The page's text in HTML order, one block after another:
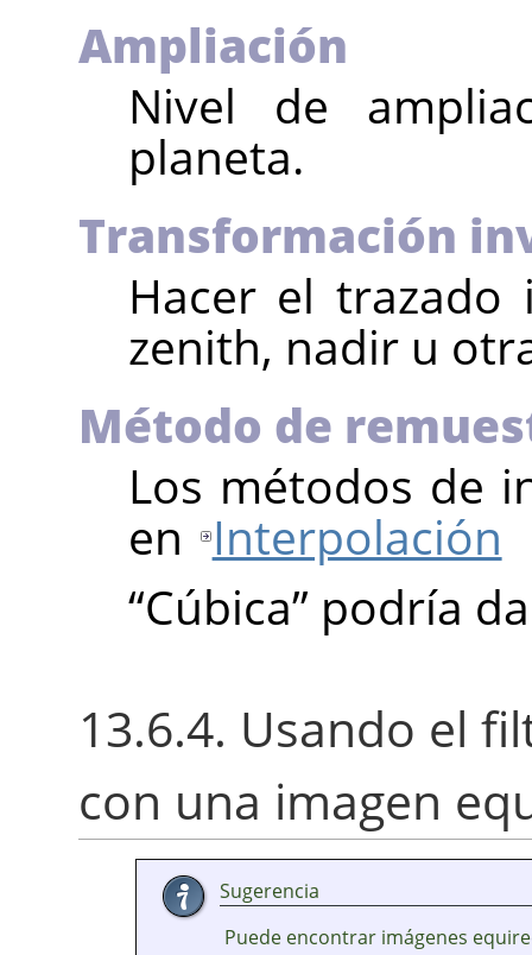
Ampliación
Nivel de
planeta.
Transformación
Hacer el
zenith, nadir u
Método de
Los métodos de
en Interpolación
“Cúbica” podría
13.6.4. Usando el
con una imagen
Sugerencia
Puede encontrar imágenes